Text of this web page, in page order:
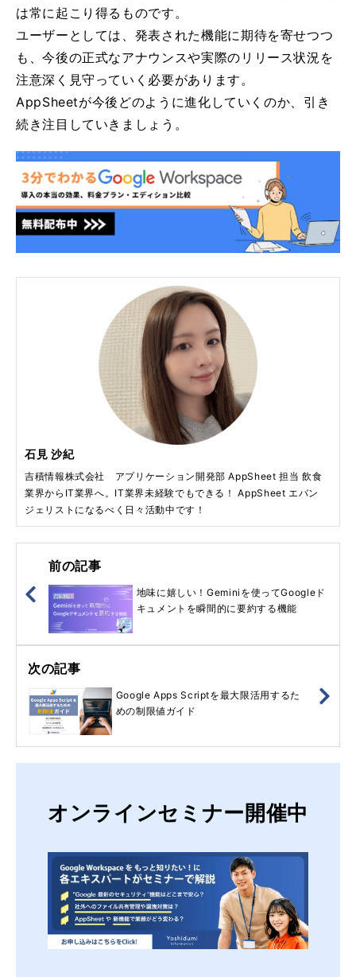
は常に起こり得るものです。
ユーザーとしては、発表された機能に期待を寄せつつ
も、今後の正式なアナウンスや実際のリリース状況を
注意深く見守っていく必要があります。
AppSheetが今後どのように進化していくのか、引き
続き注目していきましょう。
石見 沙紀
吉積情報株式会社 アプリケーション開発部 AppSheet 担当 飲食
業界からIT業界へ。IT業界未経験でもできる！ AppSheet エバン
ジェリストになるべく日々活動中です！
前の記事
地味に嬉しい！Geminiを使ってGoogleド
キュメントを瞬間的に要約する機能
次の記事
Google Apps Scriptを最大限活用するた
めの制限値ガイド
オンラインセミナー開催中